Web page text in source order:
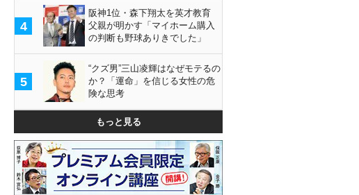
4
阪神1位・森下翔太を英才教育
父親が明かす「マイホーム購入
の判断も野球ありきでした」
5
“クズ男”三山凌輝はなぜモテるの
か？「運命」を信じる女性の危
険な思考
もっと見る